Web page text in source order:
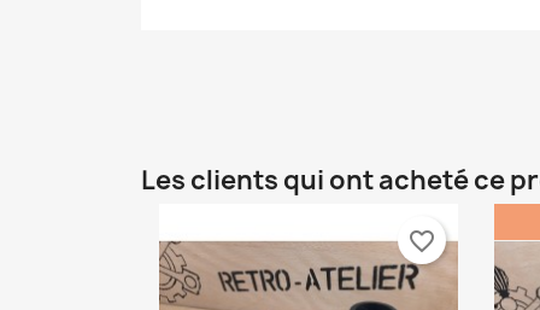
Les clients qui ont acheté ce
favorite_border